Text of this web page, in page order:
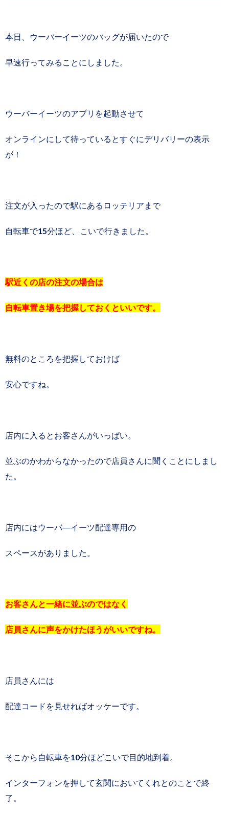
本日、ウーバーイーツのバッグが届いたので
早速行ってみることにしました。
ウーバーイーツのアプリを起動させて
オンラインにして待っているとすぐにデリバリーの表示
が！
注文が入ったので駅にあるロッテリアまで
自転車で15分ほど、こいで行きました。
駅近くの店の注文の場合は
自転車置き場を把握しておくといいです。
無料のところを把握しておけば
安心ですね。
店内に入るとお客さんがいっぱい。
並ぶのかわからなかったので店員さんに聞くことにしまし
た。
店内にはウーバ―イーツ配達専用の
スペースがありました。
お客さんと一緒に並ぶのではなく
店員さんに声をかけたほうがいいですね。
店員さんには
配達コードを見せればオッケーです。
そこから自転車を10分ほどこいで目的地到着。
インターフォンを押して玄関においてくれとのことで終
了。